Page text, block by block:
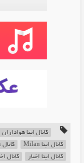
کانال ایتا هواداران
کانال ایتا Milan
کانال Milan
کانال ایتا اخبار
کانال